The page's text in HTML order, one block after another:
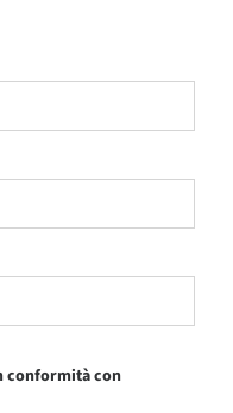
conformità con